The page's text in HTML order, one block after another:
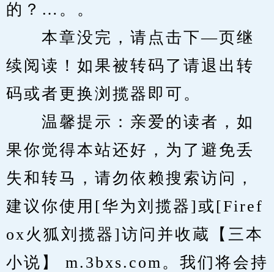
的？…。。
本章没完，请点击下—页继
续阅读！如果被转码了请退出转
码或者更换浏揽器即可。
温馨提示：亲爱的读者，如
果你觉得本站还好，为了避免丢
失和转马，请勿依赖搜索访问，
建议你使用[华为刘揽器]或[Firef
ox火狐刘揽器]访问并收蔵【三本
小说】 m.3bxs.com。我们将会持